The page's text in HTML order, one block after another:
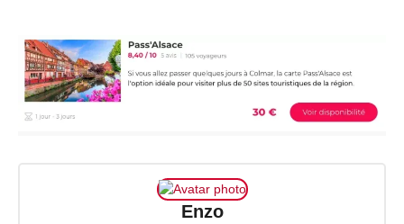
Enzo